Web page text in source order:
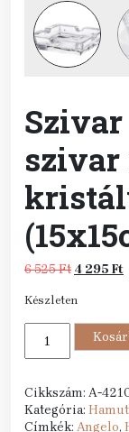
szivar
6 525Ft Original
was:
6
525 Ft.
4 295 Ft
Készleten
hamutartó
részére
-
Cikkszám: A-
Kategória:
Címkék: Angelo,